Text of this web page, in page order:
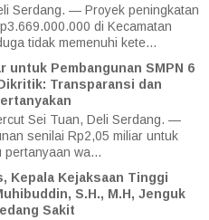
Serdang. — Proyek peningkatan
di Kecamatan
tidak memenuhi kete...
untuk Pembangunan SMPN 6
Transparansi dan
Sei Tuan, Deli Serdang. —
senilai Rp2,05 miliar untuk
pertanyaan wa...
Kepala Kejaksaan Tinggi
S.H., M.H, Jenguk
Sakit